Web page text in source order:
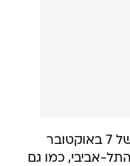
כך או כך, הדי המלחמה והאסון של 7 באוקטובר
אביבי, כמו גם